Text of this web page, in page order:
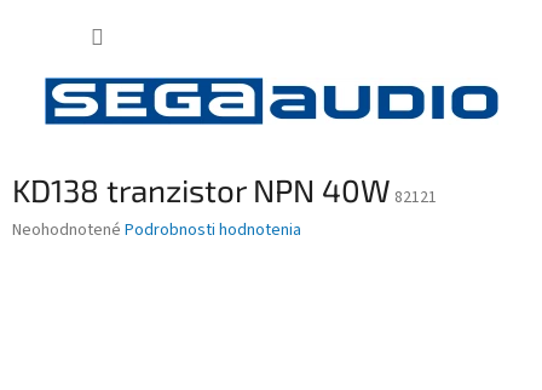
KD138 tranzistor NPN 40W 82121
Priemerné
Neohodnotené Podrobnosti hodnotenia